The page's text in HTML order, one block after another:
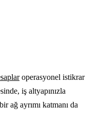
operasyonel istikrar
iş altyapınızla
ağ ayrımı katmanı da